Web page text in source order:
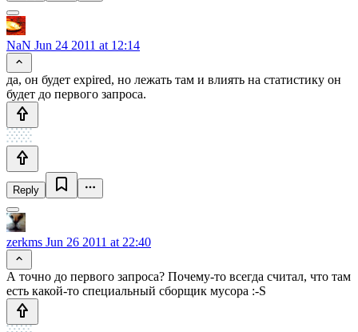
NaN Jun 24 2011 at 12:14
да, он будет expired, но лежать там и влиять на статистику он
будет до первого запроса.
Reply
zerkms Jun 26 2011 at 22:40
А точно до первого запроса? Почему-то всегда считал, что там
есть какой-то специальный сборщик мусора :-S